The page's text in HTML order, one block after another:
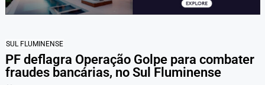
SUL FLUMINENSE
PF deflagra Operação Golpe para combater
fraudes bancárias, no Sul Fluminense